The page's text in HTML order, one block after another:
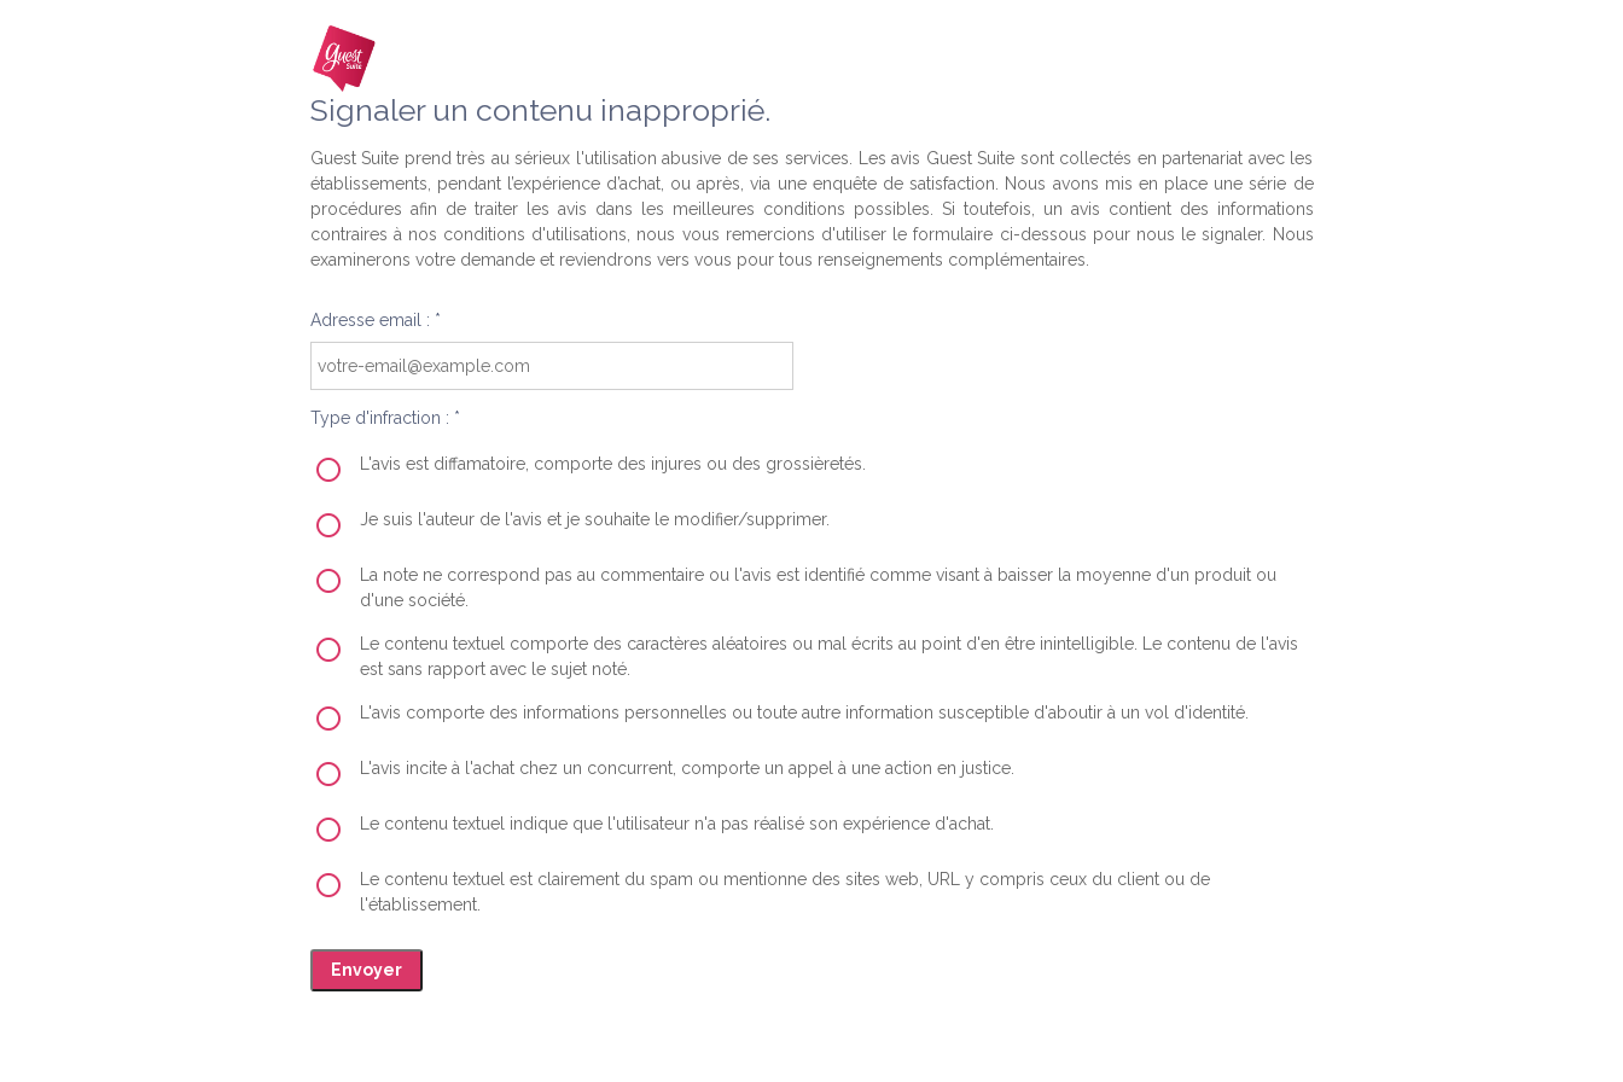
Signaler un contenu inapproprié.
Guest Suite prend très au sérieux l'utilisation abusive de ses services. Les avis Guest Suite sont collectés en partenariat avec les
établissements, pendant l’expérience d’achat, ou après, via une enquête de satisfaction. Nous avons mis en place une série de
procédures afin de traiter les avis dans les meilleures conditions possibles. Si toutefois, un avis contient des informations
contraires à nos conditions d'utilisations, nous vous remercions d'utiliser le formulaire ci-dessous pour nous le signaler. Nous
examinerons votre demande et reviendrons vers vous pour tous renseignements complémentaires.
Adresse email : *
Type d'infraction : *
L'avis est diffamatoire, comporte des injures ou des grossièretés.
Je suis l'auteur de l'avis et je souhaite le modifier/supprimer.
La note ne correspond pas au commentaire ou l'avis est identifié comme visant à baisser la moyenne d'un produit ou
d'une société.
Le contenu textuel comporte des caractères aléatoires ou mal écrits au point d'en être inintelligible. Le contenu de l'avis
est sans rapport avec le sujet noté.
L'avis comporte des informations personnelles ou toute autre information susceptible d'aboutir à un vol d'identité.
L'avis incite à l'achat chez un concurrent, comporte un appel à une action en justice.
Le contenu textuel indique que l'utilisateur n'a pas réalisé son expérience d'achat.
Le contenu textuel est clairement du spam ou mentionne des sites web, URL y compris ceux du client ou de
l'établissement.
Envoyer